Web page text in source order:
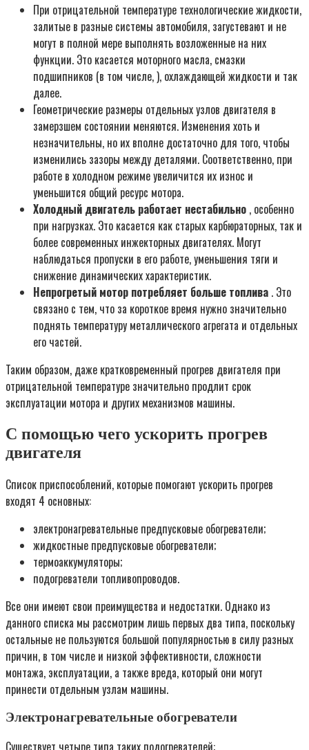
При отрицательной температуре технологические жидкости,
залитые в разные системы автомобиля, загустевают и не
могут в полной мере выполнять возложенные на них
функции. Это касается моторного масла, смазки
подшипников (в том числе, ), охлаждающей жидкости и так
далее.
Геометрические размеры отдельных узлов двигателя в
замерзшем состоянии меняются. Изменения хоть и
незначительны, но их вполне достаточно для того, чтобы
изменились зазоры между деталями. Соответственно, при
работе в холодном режиме увеличится их износ и
уменьшится общий ресурс мотора.
Холодный двигатель работает нестабильно , особенно
при нагрузках. Это касается как старых карбюраторных, так и
более современных инжекторных двигателях. Могут
наблюдаться пропуски в его работе, уменьшения тяги и
снижение динамических характеристик.
Непрогретый мотор потребляет больше топлива . Это
связано с тем, что за короткое время нужно значительно
поднять температуру металлического агрегата и отдельных
его частей.
Таким образом, даже кратковременный прогрев двигателя при
отрицательной температуре значительно продлит срок
эксплуатации мотора и других механизмов машины.
С помощью чего ускорить прогрев
двигателя
Список приспособлений, которые помогают ускорить прогрев
входят 4 основных:
электронагревательные предпусковые обогреватели;
жидкостные предпусковые обогреватели;
термоаккумуляторы;
подогреватели топливопроводов.
Все они имеют свои преимущества и недостатки. Однако из
данного списка мы рассмотрим лишь первых два типа, поскольку
остальные не пользуются большой популярностью в силу разных
причин, в том числе и низкой эффективности, сложности
монтажа, эксплуатации, а также вреда, который они могут
принести отдельным узлам машины.
Электронагревательные обогреватели
Существует четыре типа таких подогревателей: